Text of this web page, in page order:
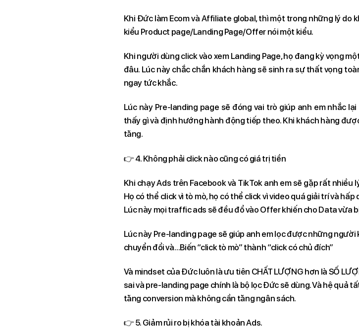
Khi Đức làm Ecom và Affiliate global, thì một trong những lý do
kiểu Product page/Landing Page/Offer nói một kiểu.
Khi người dùng click vào xem Landing Page, họ đang kỳ vọng
đâu. Lúc này chắc chắn khách hàng sẽ sinh ra sự thất vọng
ngay tức khắc.
Lúc này Pre-landing page sẽ đóng vai trò giúp anh em nhắc
thấy gì và định hướng hành động tiếp theo. Khi khách hàng
tăng.
👉 4. Không phải click nào cũng có giá trị tiền
Khi chạy Ads trên Facebook và TikTok anh em sẽ gặp rất
Họ có thể click vì tò mò, họ có thể click vì video quá giải trí và
Lúc này mọi traffic ads sẽ đều đổ vào Offer khiến cho Data vừa
Lúc này Pre-landing page sẽ giúp anh em lọc được những
chuyển đổi và…Biến “click tò mò” thành “click có chủ đích”
Và mindset của Đức luôn là ưu tiên CHẤT LƯỢNG hơn là SỐ
sai và pre-landing page chính là bộ lọc Đức sẽ dùng. Và hệ quả
tăng conversion mà không cần tăng ngân sách.
👉 5. Giảm rủi ro bị khóa tài khoản Ads.